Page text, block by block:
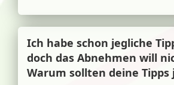
Ich habe schon jegliche
doch das Abnehmen will
Warum sollten deine